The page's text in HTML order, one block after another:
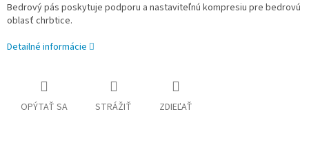
Bedrový pás poskytuje podporu a nastaviteľnú kompresiu pre bedrovú
oblasť chrbtice.
Detailné informácie
OPÝTAŤ SA STRÁŽIŤ ZDIEĽAŤ